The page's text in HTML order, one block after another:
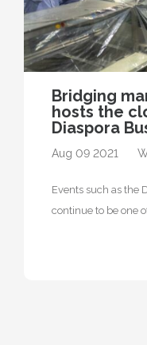
Bridging
hosts the
Diaspora
Aug 09 2021
Events such as the
continue to be one